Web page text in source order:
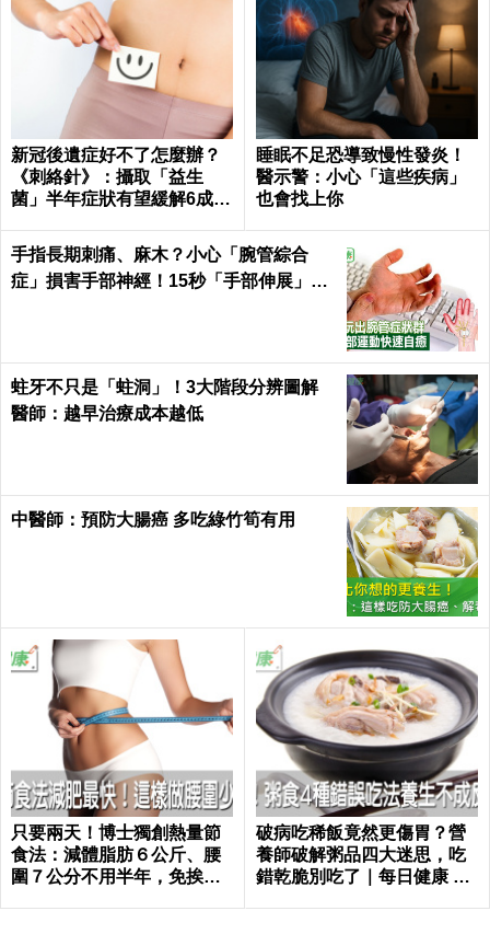
新冠後遺症好不了怎麼辦？
《刺絡針》：攝取「益生
菌」半年症狀有望緩解6成以
睡眠不足恐導致慢性發炎！
醫示警：小心「這些疾病」
也會找上你
手指長期刺痛、麻木？小心「腕管綜合
症」損害手部神經！15秒「手部伸展」這
蛀牙不只是「蛀洞」！3大階段分辨圖解
醫師：越早治療成本越低
中醫師：預防大腸癌 多吃綠竹筍有用
只要兩天！博士獨創熱量節
食法：減體脂肪６公斤、腰
圍７公分不用半年，免挨餓
破病吃稀飯竟然更傷胃？營
養師破解粥品四大迷思，吃
錯乾脆別吃了｜每日健康 He